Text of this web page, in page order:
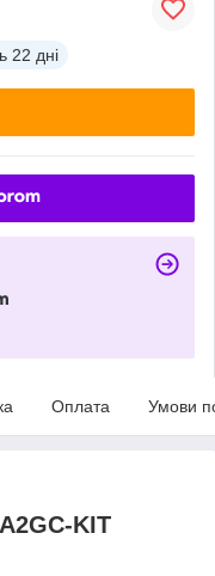
22 дні
Оплата Умови
KIT